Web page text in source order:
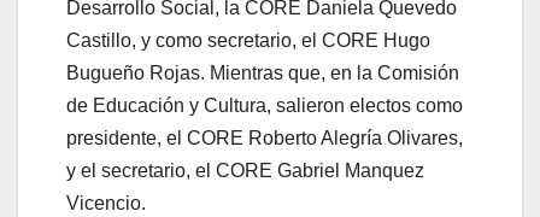
Desarrollo Social, la CORE Daniela Quevedo
Castillo, y como secretario, el CORE Hugo
Bugueño Rojas. Mientras que, en la Comisión
de Educación y Cultura, salieron electos como
presidente, el CORE Roberto Alegría Olivares,
y el secretario, el CORE Gabriel Manquez
Vicencio.